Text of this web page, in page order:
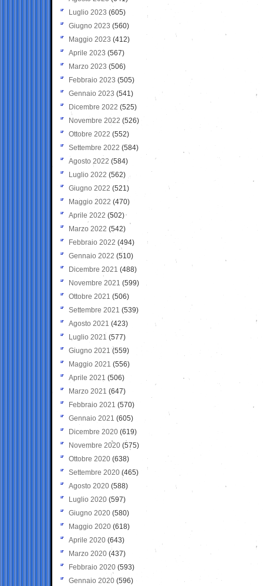
Luglio 2023 (605)
Giugno 2023 (560)
Maggio 2023 (412)
Aprile 2023 (567)
Marzo 2023 (506)
Febbraio 2023 (505)
Gennaio 2023 (541)
Dicembre 2022 (525)
Novembre 2022 (526)
Ottobre 2022 (552)
Settembre 2022 (584)
Agosto 2022 (584)
Luglio 2022 (562)
Giugno 2022 (521)
Maggio 2022 (470)
Aprile 2022 (502)
Marzo 2022 (542)
Febbraio 2022 (494)
Gennaio 2022 (510)
Dicembre 2021 (488)
Novembre 2021 (599)
Ottobre 2021 (506)
Settembre 2021 (539)
Agosto 2021 (423)
Luglio 2021 (577)
Giugno 2021(559)
Maggio 2021 (556)
Aprile 2021 (506)
Marzo 2021 (647)
Febbraio 2021 (570)
Gennaio 2021 (605)
Dicembre 2020 (619)
Novembre 2020 (575)
Ottobre 2020 (638)
Settembre 2020(465)
Agosto 2020 (588)
Luglio 2020 (597)
Giugno 2020 (580)
Maggio 2020 (618)
Aprile 2020 (643)
Marzo 2020 (437)
Febbraio 2020 (593)
Gennaio 2020 (596)